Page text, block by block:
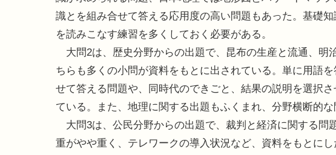
識とを組み合せて答える応用度の高い問題もあった。基礎
を読みこなす練習を多くしておく必要がある。
大問2は、歴史分野からの出題で、昆布の生産と流通、明
ちらも多くの小問が資料をもとに出されている。単に用語
せて答える問題や、同時代のできごと、結果の説明を選択
ている。また、地理に関する出題もふくまれ、分野横断的な
大問3は、公民分野からの出題で、裁判と経済に関する問
重がやや重く、テレワークの導入状況など、資料をもとに